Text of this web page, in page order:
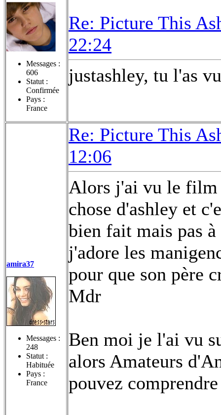
Messages :
606
Statut :
Confirmée
Pays :
France
Re: Picture This
22:24
justashley, tu l'as
amira37
Messages :
248
Statut :
Habituée
Pays :
France
Re: Picture This
12:06
Alors j'ai vu le film
chose d'ashley et
bien fait mais pas
j'adore les
pour que son père
Mdr
Ben moi je l'ai vu
alors Amateurs
pouvez